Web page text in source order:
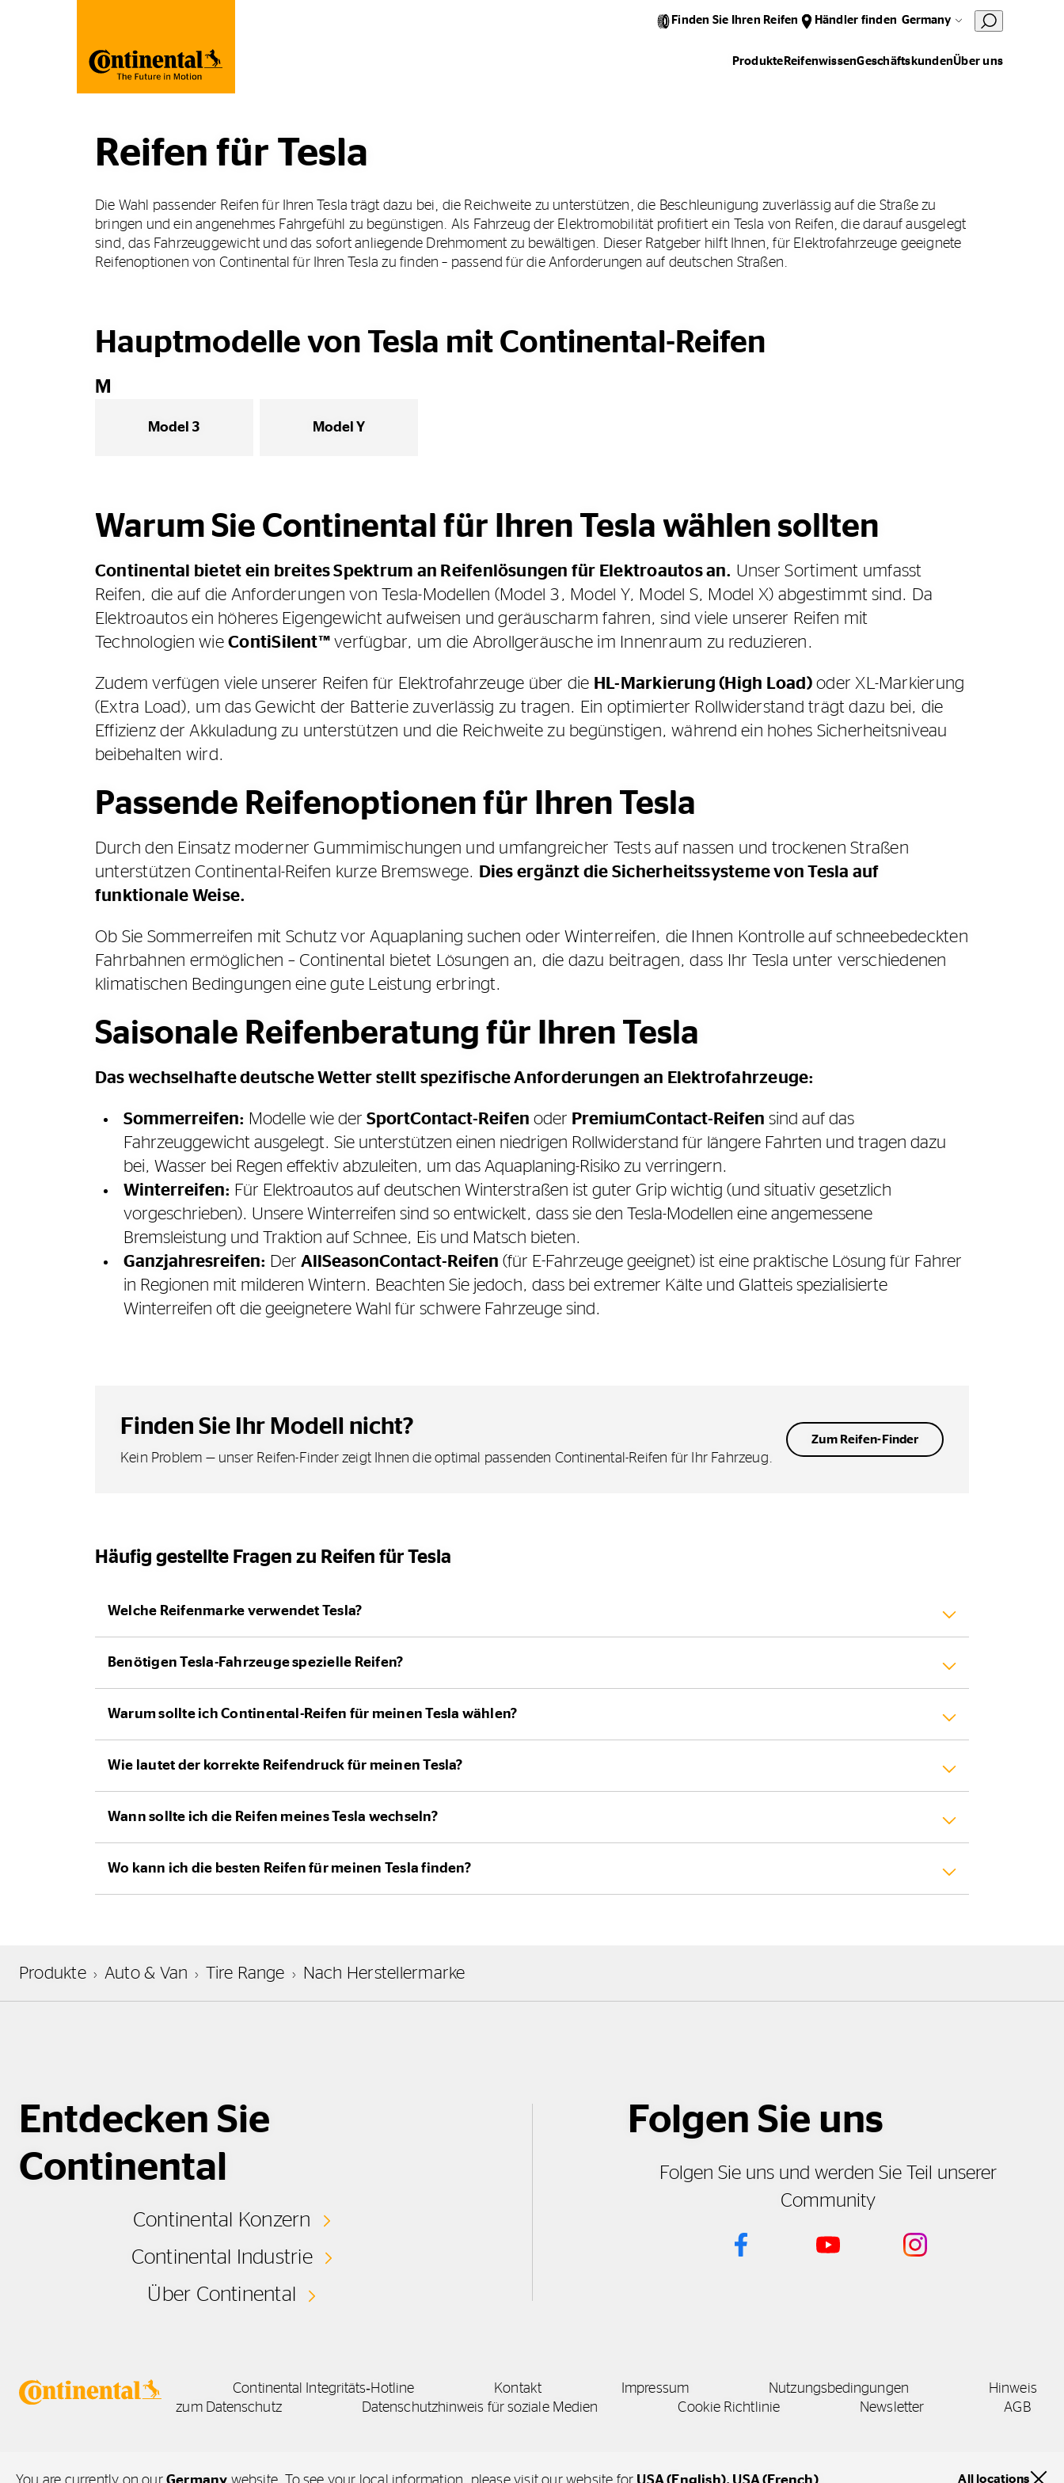
All locations
Finden Sie Ihren Reifen Händler finden Germany
Produkte ReifenwissenGeschäftskundenÜber uns
Reifen für Tesla
Die Wahl passender Reifen für Ihren Tesla trägt dazu bei, die Reichweite zu unterstützen, die Beschleunigung zuverlässig auf die Straße zu
bringen und ein angenehmes Fahrgefühl zu begünstigen. Als Fahrzeug der Elektromobilität profitiert ein Tesla von Reifen, die darauf ausgelegt
sind, das Fahrzeuggewicht und das sofort anliegende Drehmoment zu bewältigen. Dieser Ratgeber hilft Ihnen, für Elektrofahrzeuge geeignete
Reifenoptionen von Continental für Ihren Tesla zu finden – passend für die Anforderungen auf deutschen Straßen.
Hauptmodelle von Tesla mit Continental-Reifen
M
Model 3 Model Y
Warum Sie Continental für Ihren Tesla wählen sollten
Continental bietet ein breites Spektrum an Reifenlösungen für Elektroautos an. Unser Sortiment umfasst
Reifen, die auf die Anforderungen von Tesla-Modellen (Model 3, Model Y, Model S, Model X) abgestimmt sind. Da
Elektroautos ein höheres Eigengewicht aufweisen und geräuscharm fahren, sind viele unserer Reifen mit
Technologien wieContiSilent™verfügbar, um die Abrollgeräusche im Innenraum zu reduzieren.
Zudem verfügen viele unserer Reifen für Elektrofahrzeuge über die HL-Markierung (High Load)oder XL-Markierung
(Extra Load), um das Gewicht der Batterie zuverlässig zu tragen. Ein optimierter Rollwiderstand trägt dazu bei, die
Effizienz der Akkuladung zu unterstützen und die Reichweite zu begünstigen, während ein hohes Sicherheitsniveau
beibehalten wird.
Passende Reifenoptionen für Ihren Tesla
Durch den Einsatz moderner Gummimischungen und umfangreicher Tests auf nassen und trockenen Straßen
unterstützen Continental-Reifen kurze Bremswege. Dies ergänzt die Sicherheitssysteme von Tesla auf
funktionale Weise.
Ob Sie Sommerreifen mit Schutz vor Aquaplaning suchen oder Winterreifen, die Ihnen Kontrolle auf schneebedeckten
Fahrbahnen ermöglichen – Continental bietet Lösungen an, die dazu beitragen, dass Ihr Tesla unter verschiedenen
klimatischen Bedingungen eine gute Leistung erbringt.
Saisonale Reifenberatung für Ihren Tesla
Das wechselhafte deutsche Wetter stellt spezifische Anforderungen an Elektrofahrzeuge:
Sommerreifen: Modelle wie der SportContact-Reifen oder PremiumContact-Reifen sind auf das
Fahrzeuggewicht ausgelegt. Sie unterstützen einen niedrigen Rollwiderstand für längere Fahrten und tragen dazu
bei, Wasser bei Regen effektiv abzuleiten, um das Aquaplaning-Risiko zu verringern.
Winterreifen: Für Elektroautos auf deutschen Winterstraßen ist guter Grip wichtig (und situativ gesetzlich
vorgeschrieben). Unsere Winterreifen sind so entwickelt, dass sie den Tesla-Modellen eine angemessene
Bremsleistung und Traktion auf Schnee, Eis und Matsch bieten.
Ganzjahresreifen: Der AllSeasonContact-Reifen (für E-Fahrzeuge geeignet) ist eine praktische Lösung für Fahrer
in Regionen mit milderen Wintern. Beachten Sie jedoch, dass bei extremer Kälte und Glatteis spezialisierte
Winterreifen oft die geeignetere Wahl für schwere Fahrzeuge sind.
Finden Sie Ihr Modell nicht?
Kein Problem — unser Reifen-Finder zeigt Ihnen die optimal passenden Continental-Reifen für Ihr Fahrzeug.
Zum Reifen-Finder
Häufig gestellte Fragen zu Reifen für Tesla
Welche Reifenmarke verwendet Tesla?
Benötigen Tesla-Fahrzeuge spezielle Reifen?
Warum sollte ich Continental-Reifen für meinen Tesla wählen?
Wie lautet der korrekte Reifendruck für meinen Tesla?
Wann sollte ich die Reifen meines Tesla wechseln?
Wo kann ich die besten Reifen für meinen Tesla finden?
Produkte Auto & Van Tire Range Nach Herstellermarke
Entdecken Sie
Continental
Continental Konzern
Continental Industrie
Über Continental
Folgen Sie uns
Folgen Sie uns und werden Sie Teil unserer
Community
Continental Integritäts‑Hotline Kontakt Impressum Nutzungsbedingungen
Hinweis
zum Datenschutz
Datenschutzhinweis für soziale Medien Cookie Richtlinie Newsletter AGB